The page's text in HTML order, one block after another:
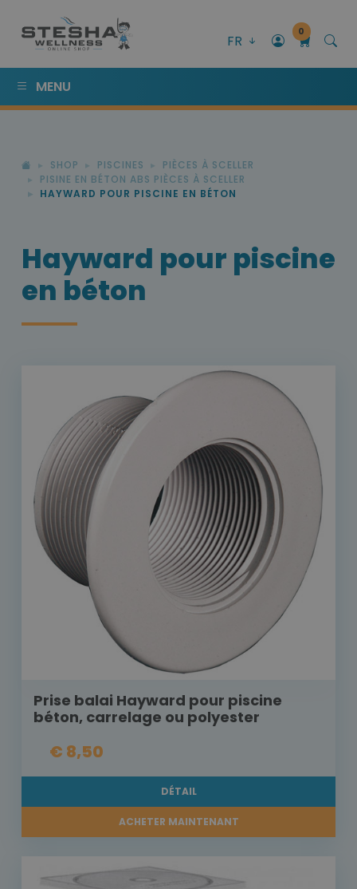
FR
0
MENU
SHOP PISCINES
PIÈCES À SCELLER
PISINE EN BÉTON ABS PIÈCES À SCELLER
HAYWARD POUR PISCINE EN BÉTON
Hayward pour piscine
en béton
Prise balai Hayward pour piscine
béton, carrelage ou polyester
€ 8,50
DÉTAIL
ACHETER MAINTENANT